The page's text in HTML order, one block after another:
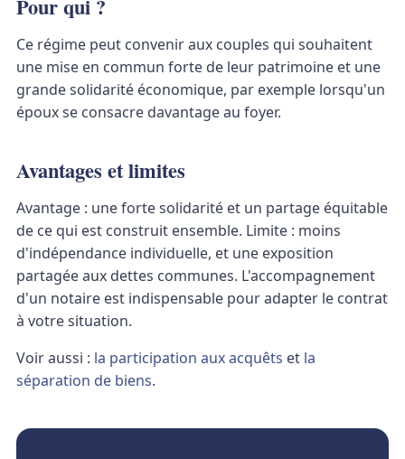
Pour qui ?
Ce régime peut convenir aux couples qui souhaitent
une mise en commun forte de leur patrimoine et une
grande solidarité économique, par exemple lorsqu'un
époux se consacre davantage au foyer.
Avantages et limites
Avantage : une forte solidarité et un partage équitable
de ce qui est construit ensemble. Limite : moins
d'indépendance individuelle, et une exposition
partagée aux dettes communes. L'accompagnement
d'un notaire est indispensable pour adapter le contrat
à votre situation.
Voir aussi : la participation aux acquêts et la
séparation de biens.